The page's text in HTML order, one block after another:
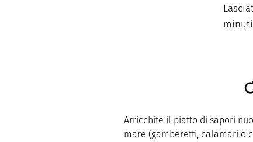
Arricchite il piatto di sapori
mare (gamberetti, calamari o